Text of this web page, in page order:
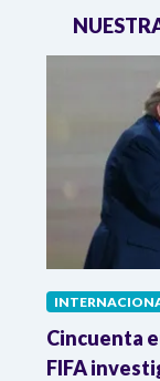
Cincuenta
FIFA